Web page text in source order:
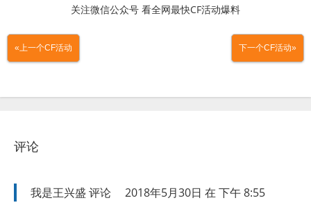
关注微信公众号 看全网最快CF活动爆料
«上一个CF活动 下一个CF活动»
评论
我是王兴盛 评论 2018年5月30日 在 下午 8:55